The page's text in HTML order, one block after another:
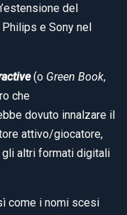
del
e Sony nel
(o Green Book,
che
dovuto innalzare il
attivo/giocatore,
altri formati digitali
come i nomi scesi